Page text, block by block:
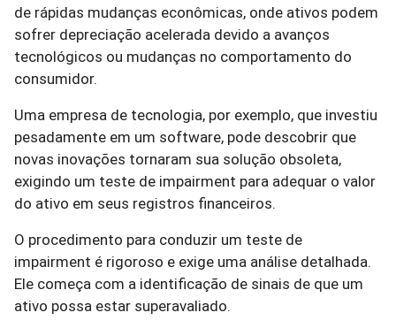
de rápidas mudanças econômicas, onde ativos podem
sofrer depreciação acelerada devido a avanços
tecnológicos ou mudanças no comportamento do
consumidor.
Uma empresa de tecnologia, por exemplo, que investiu
pesadamente em um software, pode descobrir que
novas inovações tornaram sua solução obsoleta,
exigindo um teste de impairment para adequar o valor
do ativo em seus registros financeiros.
O procedimento para conduzir um teste de
impairment é rigoroso e exige uma análise detalhada.
Ele começa com a identificação de sinais de que um
ativo possa estar superavaliado.